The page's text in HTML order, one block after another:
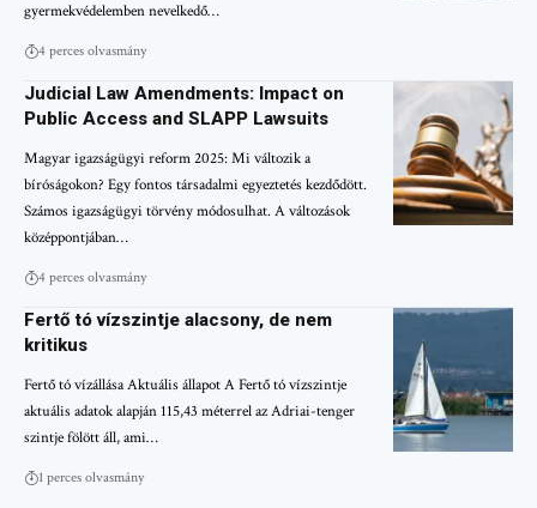
gyermekvédelemben nevelkedő…
4 perces olvasmány
Judicial Law Amendments: Impact on
Public Access and SLAPP Lawsuits
Magyar igazságügyi reform 2025: Mi változik a
bíróságokon? Egy fontos társadalmi egyeztetés kezdődött.
Számos igazságügyi törvény módosulhat. A változások
középpontjában…
4 perces olvasmány
Fertő tó vízszintje alacsony, de nem
kritikus
Fertő tó vízállása Aktuális állapot A Fertő tó vízszintje
aktuális adatok alapján 115,43 méterrel az Adriai-tenger
szintje fölött áll, ami…
1 perces olvasmány